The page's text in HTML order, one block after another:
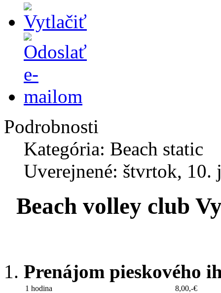
Podrobnosti
Kategória: Beach static
Uverejnené: štvrtok, 10.
Beach volley club
Prenájom pieskového
1 hodina 8,00,-€